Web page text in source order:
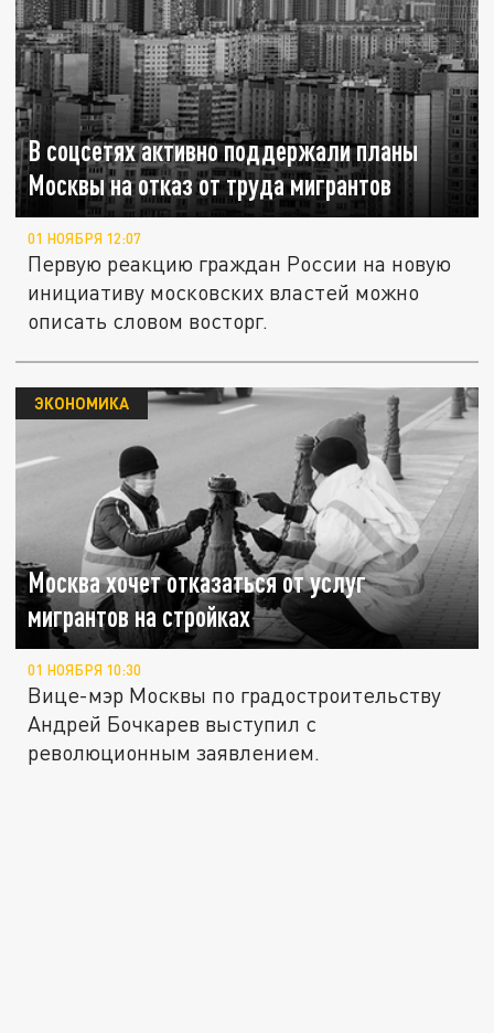
В соцсетях активно поддержали планы
Москвы на отказ от труда мигрантов
01 НОЯБРЯ 12:07
Первую реакцию граждан России на новую
инициативу московских властей можно
описать словом восторг.
Москва хочет отказаться от услуг
мигрантов на стройках
ЭКОНОМИКА
01 НОЯБРЯ 10:30
Вице-мэр Москвы по градостроительству
Андрей Бочкарев выступил с
революционным заявлением.